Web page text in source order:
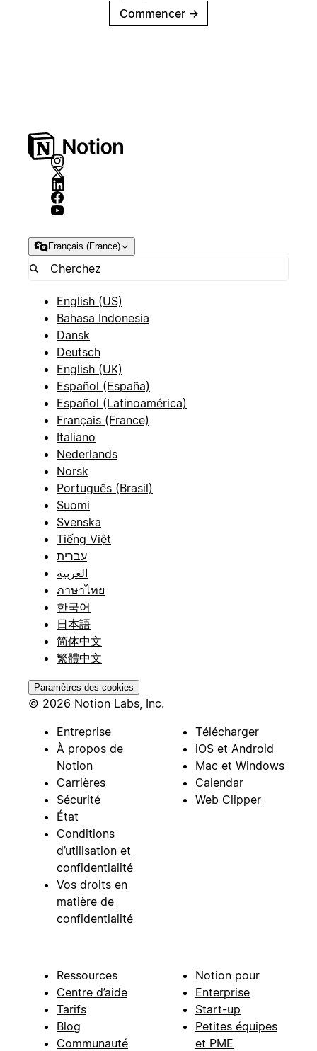
Commencer →
Français (France)
English (US)
Bahasa Indonesia
Dansk
Deutsch
English (UK)
Español (España)
Español (Latinoamérica)
Français (France)
Italiano
Nederlands
Norsk
Português (Brasil)
Suomi
Svenska
Tiếng Việt
עברית
العربية
ภาษาไทย
한국어
日本語
简体中文
繁體中文
Paramètres des cookies
© 2026 Notion Labs, Inc.
Entreprise
À propos de
Notion
Carrières
Sécurité
État
Conditions
d’utilisation et
confidentialité
Vos droits en
matière de
confidentialité
Télécharger
iOS et Android
Mac et Windows
Calendar
Web Clipper
Ressources
Centre d’aide
Tarifs
Blog
Communauté
Notion pour
Enterprise
Start-up
Petites équipes
et PME